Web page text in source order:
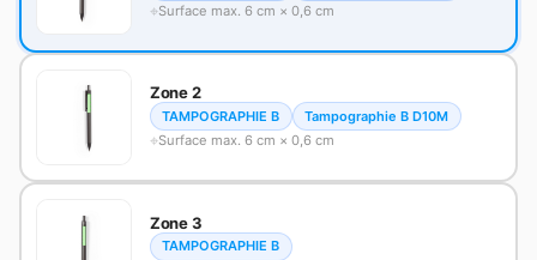
Surface max. 6 cm × 0,6 cm
Zone 2
TAMPOGRAPHIE B
Tampographie B D10M
Surface max. 6 cm × 0,6 cm
Zone 3
TAMPOGRAPHIE B